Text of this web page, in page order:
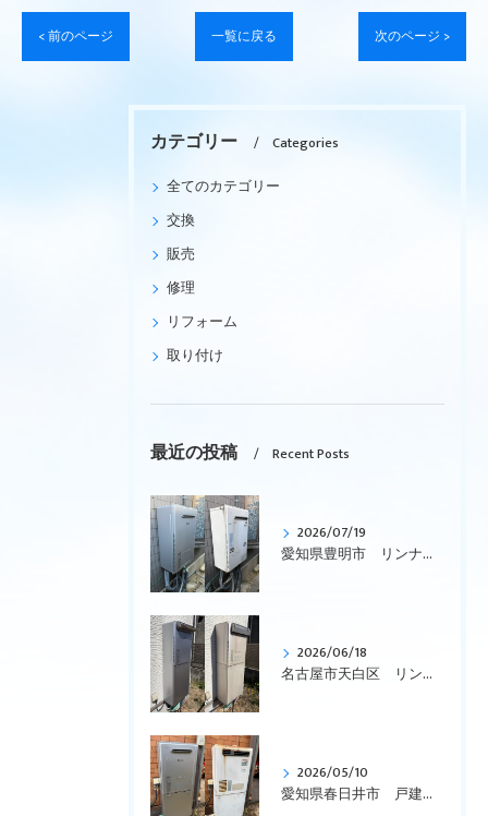
< 前のページ 一覧に戻る 次のページ >
カテゴリー
Categories
全てのカテゴリー
交換
販売
修理
リフォーム
取り付け
最近の投稿 Recent Posts
2026/07/19
愛知県豊明市 リンナイ、ガス給湯暖房用熱源機、エコジョーズ、壁掛型「RUFH-K2403AW2-3(A)」から「RUFH-E2407SAW(A)」への交換です
2026/06/18
名古屋市天白区 リンナイ、エコジョーズ、ガス給湯暖房用熱源機、コンパクトタイプ「RVD-E2401SAW2-1」を「RVD-E2405SAW2-1(C)」へ取替えです。
2026/05/10
愛知県春日井市 戸建て、リンナイ、壁掛型、暖房付き「RUFH-VD2400SAW2-3」からエコジョーズ「RVD-E2405SAW2-3(C)」に交換しました。